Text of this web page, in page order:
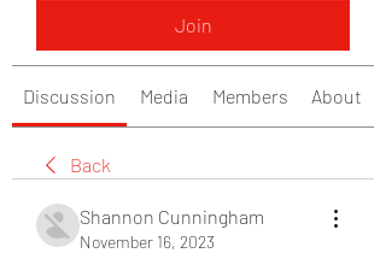
Join
Discussion Media Members About
Back
Shannon Cunningham
November 16, 2023